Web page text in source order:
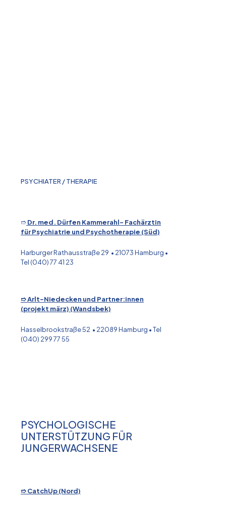
PSYCHIATER / THERAPIE
➱Dr. med. Dürfen Kammerahl- Fachärztin
für Psychiatrie und Psychotherapie (Süd)
Harburger Rathausstraße 29 • 21073 Hamburg •
Tel (040) 77 41 23
➱ Arlt-Niedecken und Partner:innen
(projekt märz) (Wandsbek)
Hasselbrookstraße 52 • 22089 Hamburg • Tel
(040) 299 77 55
PSYCHOLOGISCHE
UNTERSTÜTZUNG FÜR
JUNGERWACHSENE
➱ CatchUp (Nord)